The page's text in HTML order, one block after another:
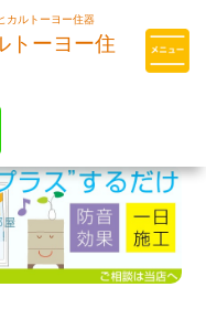
準を
団です
カルトーヨー住器
トーヨー住